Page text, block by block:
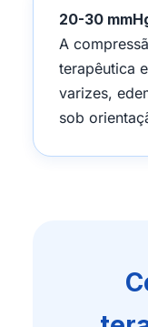
20-30
A
terapêutica
varizes,
sob